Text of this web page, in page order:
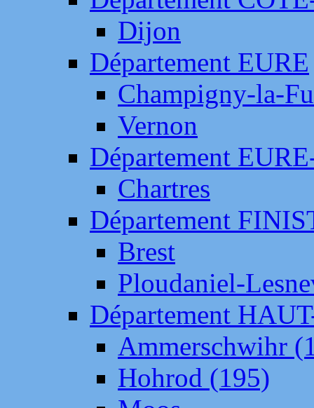
Dijon
Département EURE
Champigny-la-
Vernon
Département
Chartres
Département
Brest
Ploudaniel-
Département
Ammerschwihr
Hohrod (195)